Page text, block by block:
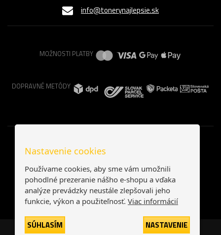
info@tonerynajlepsie.sk
MOŽNOSTI PLATBY
DOPRAVNÉ METÓDY
Nastavenie cookies
Používame cookies, aby sme vám umožnili
pohodlné prezeranie nášho e-shopu a vďaka
analýze prevádzky neustále zlepšovali jeho
funkcie, výkon a použiteľnosť. Viac informácií
SÚHLASÍM NASTAVENIE